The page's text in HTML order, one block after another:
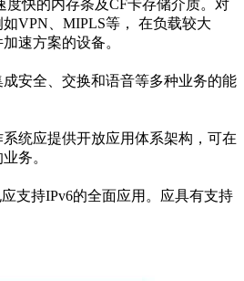
度快的内存条及CF卡存储介质。对
VPN、MIPLS等， 在负载较大
速方案的设备。
安全、交换和语音等多种业务的能
统应提供开放应用体系架构，可在
务。
支持IPv6的全面应用。应具有支持